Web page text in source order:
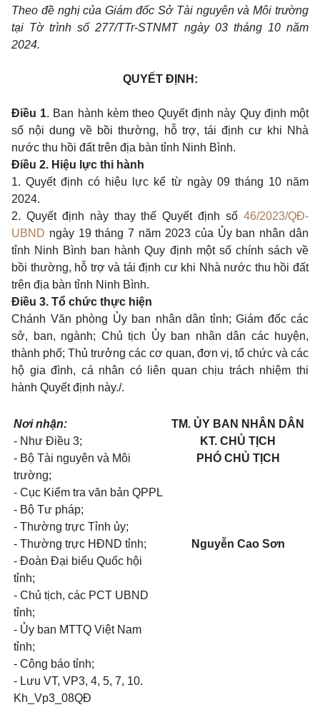
Theo đề nghị của Giám đốc Sở Tài nguyên và Môi trường
tại Tờ trình số 277/TTr-STNMT ngày 03 tháng 10 năm
2024.
QUYẾT ĐỊNH:
Điều 1. Ban hành kèm theo Quyết định này Quy định một
số nội dung về bồi thường, hỗ trợ, tái định cư khi Nhà
nước thu hồi đất trên địa bàn tỉnh Ninh Bình.
Điều 2. Hiệu lực thi hành
1. Quyết định có hiệu lực kể từ ngày 09 tháng 10 năm
2024.
2. Quyết định này thay thế Quyết định số 46/2023/QĐ-
UBND ngày 19 tháng 7 năm 2023 của Ủy ban nhân dân
tỉnh Ninh Bình ban hành Quy định một số chính sách về
bồi thường, hỗ trợ và tái định cư khi Nhà nước thu hồi đất
trên địa bàn tỉnh Ninh Bình.
Điều 3. Tổ chức thực hiện
Chánh Văn phòng Ủy ban nhân dân tỉnh; Giám đốc các
sở, ban, ngành; Chủ tịch Ủy ban nhân dân các huyện,
thành phố; Thủ trưởng các cơ quan, đơn vị, tổ chức và các
hộ gia đình, cá nhân có liên quan chịu trách nhiệm thi
hành Quyết định này./.
Nơi nhận:
- Như Điều 3;
- Bộ Tài nguyên và Môi
trường;
- Cục Kiểm tra văn bản QPPL
- Bộ Tư pháp;
- Thường trực Tỉnh ủy;
- Thường trực HĐND tỉnh;
- Đoàn Đại biểu Quốc hội
tỉnh;
- Chủ tịch, các PCT UBND
tỉnh;
- Ủy ban MTTQ Việt Nam
tỉnh;
- Công báo tỉnh;
- Lưu VT, VP3, 4, 5, 7, 10.
Kh_Vp3_08QĐ
TM. ỦY BAN NHÂN DÂN
KT. CHỦ TỊCH
PHÓ CHỦ TỊCH
Nguyễn Cao Sơn